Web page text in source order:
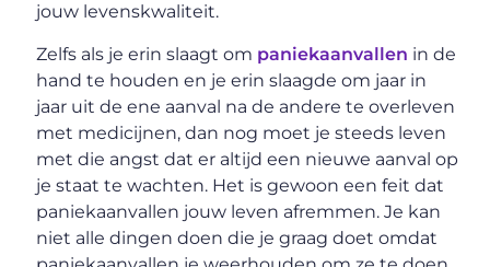
jouw levenskwaliteit.
Zelfs als je erin slaagt om paniekaanvallen in de
hand te houden en je erin slaagde om jaar in
jaar uit de ene aanval na de andere te overleven
met medicijnen, dan nog moet je steeds leven
met die angst dat er altijd een nieuwe aanval op
je staat te wachten. Het is gewoon een feit dat
paniekaanvallen jouw leven afremmen. Je kan
niet alle dingen doen die je graag doet omdat